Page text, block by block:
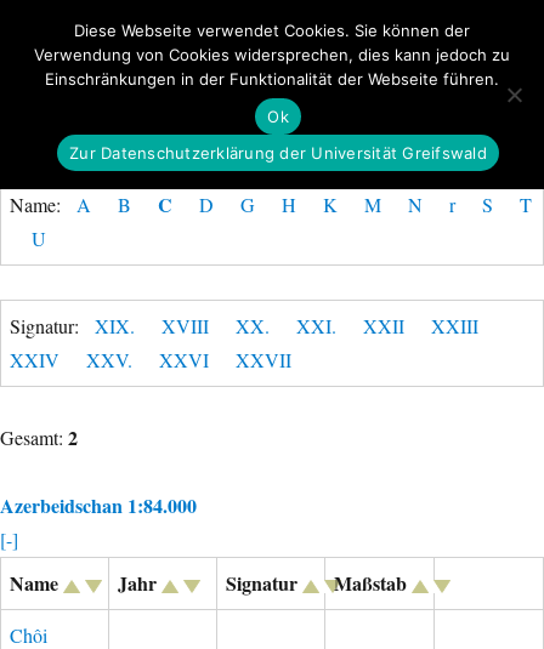
GeoGREIF MENÜ
Name: A B C D G H K M N r S
T
U
Signatur: XIX. XVIII XX. XXI. XXII
XXIII
XXIV
XXV. XXVI XXVII
Gesamt: 2
Azerbeidschan 1:84.000
[-]
Name Jahr Signatur Maßstab
Chôi
Diese Webseite verwendet Cookies. Sie können der
Verwendung von Cookies widersprechen, dies kann jedoch zu
Einschränkungen in der Funktionalität der Webseite führen.
Ok
Zur Datenschutzerklärung der Universität Greifswald